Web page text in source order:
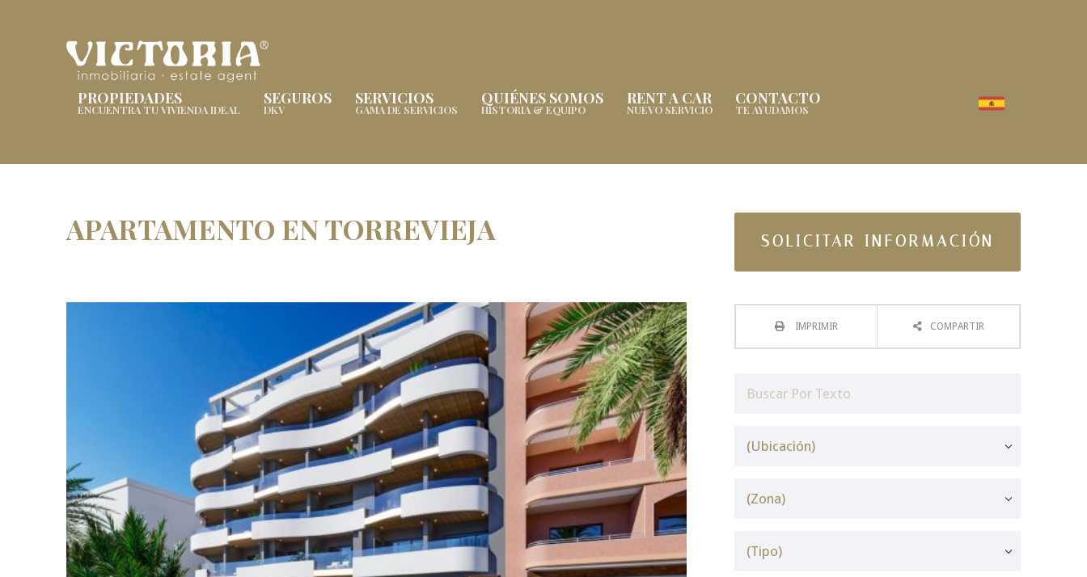
PROPIEDADES
ENCUENTRA TU VIVIENDA IDEAL
SEGUROS
DKV
SERVICIOS
GAMA DE SERVICIOS
QUIÉNES SOMOS
HISTORIA & EQUIPO
RENT A CAR
NUEVO SERVICIO
CONTACTO
TE AYUDAMOS
APARTAMENTO EN TORREVIEJA SOLICITAR INFORMACIÓN
IMPRIMIR COMPARTIR